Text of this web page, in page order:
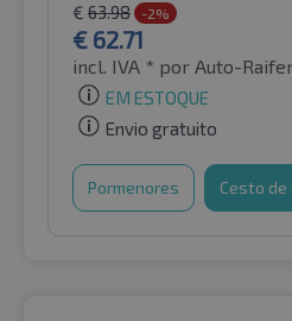
€ 63.98 -2%
€ 62.71
incl. IVA * por Auto-
EM ESTOQUE
Envio gratuito
Pormenores Cesto de